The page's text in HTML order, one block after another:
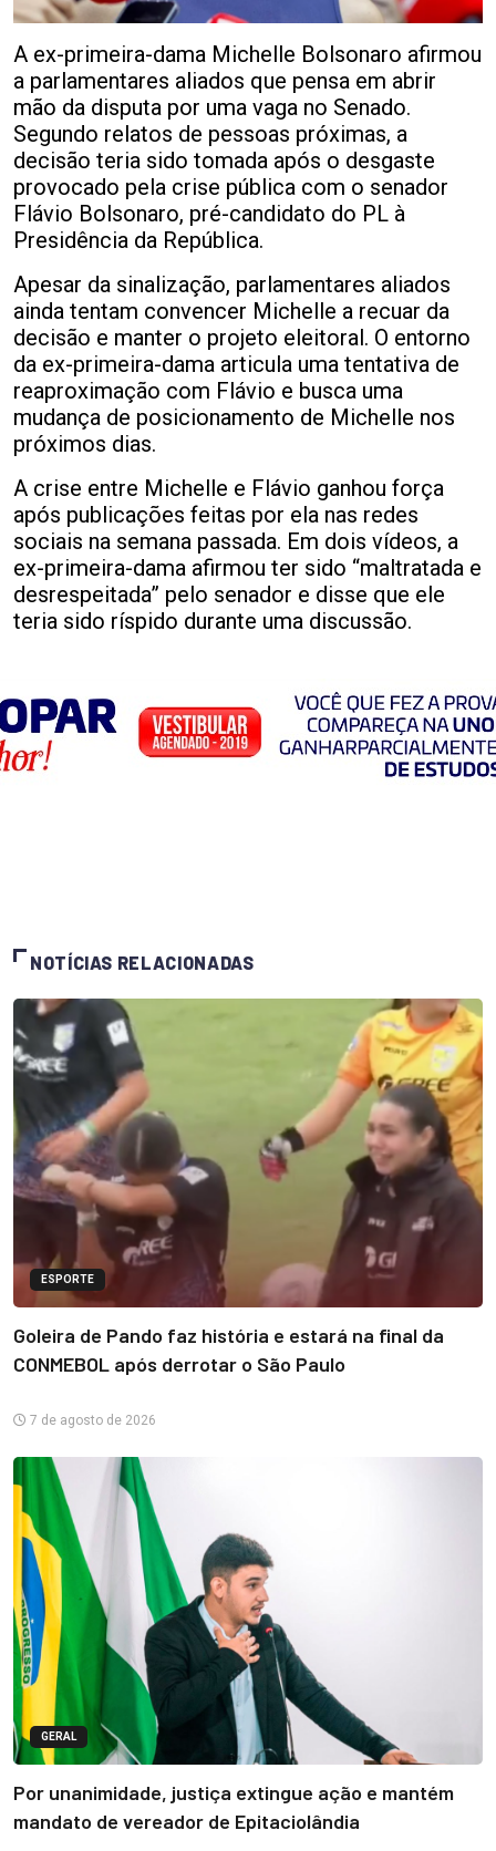
A ex-primeira-dama Michelle Bolsonaro afirmou
a parlamentares aliados que pensa em abrir
mão da disputa por uma vaga no Senado.
Segundo relatos de pessoas próximas, a
decisão teria sido tomada após o desgaste
provocado pela crise pública com o senador
Flávio Bolsonaro, pré-candidato do PL à
Presidência da República.
Apesar da sinalização, parlamentares aliados
ainda tentam convencer Michelle a recuar da
decisão e manter o projeto eleitoral. O entorno
da ex-primeira-dama articula uma tentativa de
reaproximação com Flávio e busca uma
mudança de posicionamento de Michelle nos
próximos dias.
A crise entre Michelle e Flávio ganhou força
após publicações feitas por ela nas redes
sociais na semana passada. Em dois vídeos, a
ex-primeira-dama afirmou ter sido “maltratada e
desrespeitada” pelo senador e disse que ele
teria sido ríspido durante uma discussão.
NOTÍCIAS RELACIONADAS
ESPORTE
Goleira de Pando faz história e estará na final da
CONMEBOL após derrotar o São Paulo
7 de agosto de 2026
GERAL
Por unanimidade, justiça extingue ação e mantém
mandato de vereador de Epitaciolândia